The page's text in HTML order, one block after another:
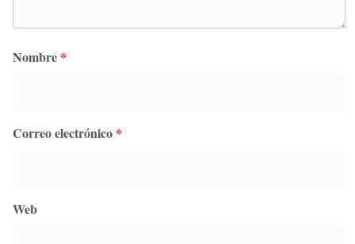
Nombre *
Correo electrónico *
Web